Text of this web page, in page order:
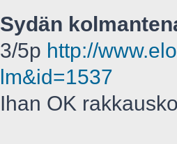
Sydän
3/5p http://
lm&id=1537
Ihan OK